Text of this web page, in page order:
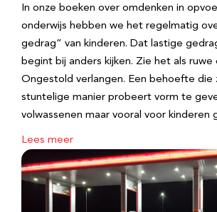
In onze boeken over omdenken in
onderwijs hebben we het regelmatig
gedrag” van kinderen. Dat lastige
begint bij anders kijken. Zie het als ruwe
Ongestold verlangen. Een behoefte die
stuntelige manier probeert vorm te
volwassenen maar vooral voor kinderen
Lees meer